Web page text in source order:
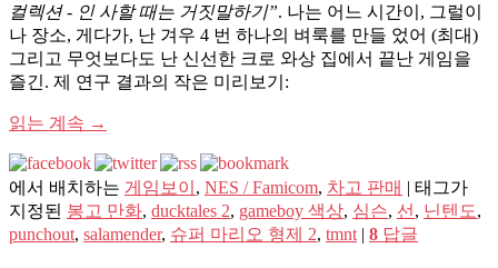
컬렉션 - 인 사할 때는 거짓말하기”. 나는 어느 시간이, 그럴이
나 장소, 게다가, 난 겨우 4 번 하나의 벼룩를 만들 었어 (최대)
그리고 무엇보다도 난 신선한 크로 와상 집에서 끝난 게임을
즐긴. 제 연구 결과의 작은 미리보기:
읽는 계속 →
에서 배치하는 게임보이 , NES / Famicom, 차고 판매 | 태그가
지정된 봉고 만화, ducktales 2, gameboy 색상, 심슨, 선 , 닌텐도,
punchout, salamender, 슈퍼 마리오 형제 2, tmnt | 8 답글